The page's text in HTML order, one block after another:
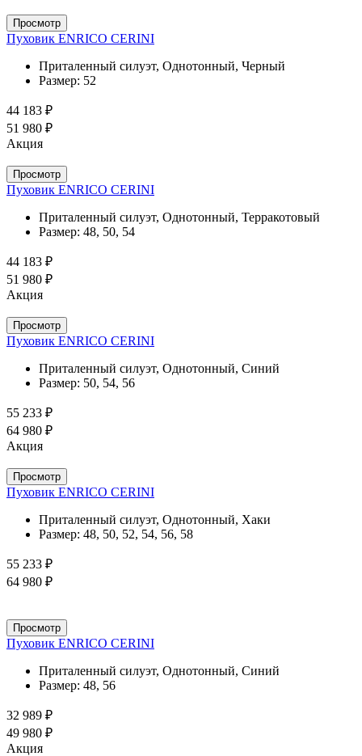
Просмотр
Пуховик ENRICO CERINI
Приталенный силуэт, Однотонный, Черный
Размер: 52
44 183 ₽
51 980 ₽
Акция
Просмотр
Пуховик ENRICO CERINI
Приталенный силуэт, Однотонный, Терракотовый
Размер: 48, 50, 54
44 183 ₽
51 980 ₽
Акция
Просмотр
Пуховик ENRICO CERINI
Приталенный силуэт, Однотонный, Синий
Размер: 50, 54, 56
55 233 ₽
64 980 ₽
Акция
Просмотр
Пуховик ENRICO CERINI
Приталенный силуэт, Однотонный, Хаки
Размер: 48, 50, 52, 54, 56, 58
55 233 ₽
64 980 ₽
Просмотр
Пуховик ENRICO CERINI
Приталенный силуэт, Однотонный, Синий
Размер: 48, 56
32 989 ₽
49 980 ₽
Акция